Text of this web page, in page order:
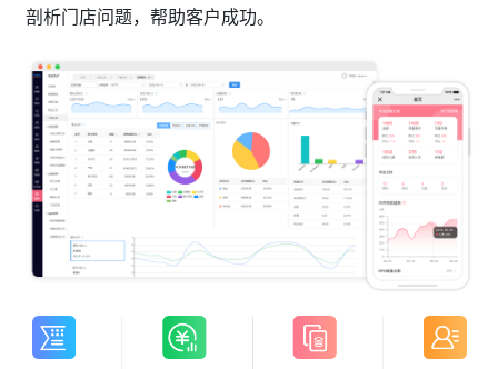
剖析门店问题，帮助客户成功。